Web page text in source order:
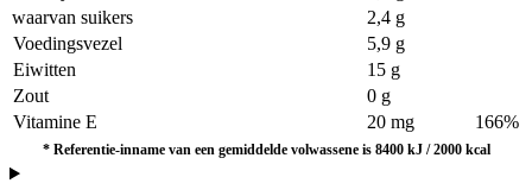
waarvan suikers
2,4 g
Voedingsvezel
5,9 g
Eiwitten
15 g
Zout
0 g
Vitamine E
20 mg 166%
* Referentie-inname van een gemiddelde volwassene is 8400 kJ / 2000 kcal